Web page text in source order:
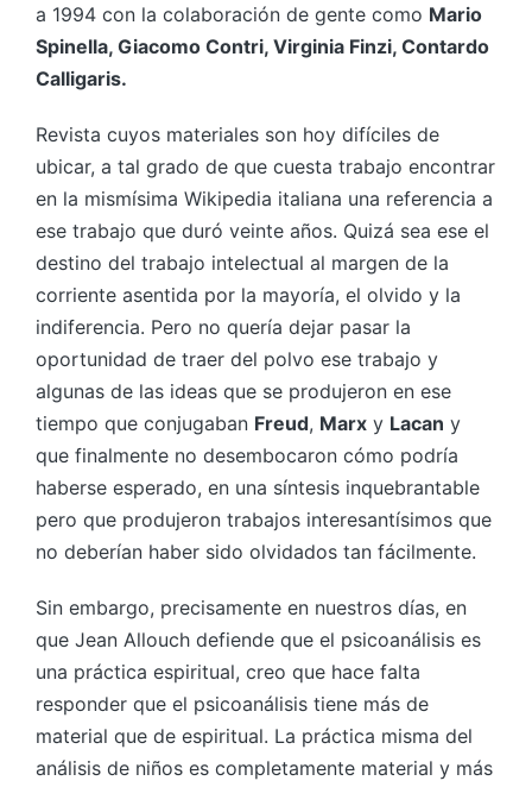
a 1994 con la colaboración de gente como Mario
Spinella, Giacomo Contri, Virginia Finzi, Contardo
Calligaris.
Revista cuyos materiales son hoy difíciles de
ubicar, a tal grado de que cuesta trabajo encontrar
en la mismísima Wikipedia italiana una referencia a
ese trabajo que duró veinte años. Quizá sea ese el
destino del trabajo intelectual al margen de la
corriente asentida por la mayoría, el olvido y la
indiferencia. Pero no quería dejar pasar la
oportunidad de traer del polvo ese trabajo y
algunas de las ideas que se produjeron en ese
tiempo que conjugaban Freud, Marx y Lacan y
que finalmente no desembocaron cómo podría
haberse esperado, en una síntesis inquebrantable
pero que produjeron trabajos interesantísimos que
no deberían haber sido olvidados tan fácilmente.
Sin embargo, precisamente en nuestros días, en
que Jean Allouch defiende que el psicoanálisis es
una práctica espiritual, creo que hace falta
responder que el psicoanálisis tiene más de
material que de espiritual. La práctica misma del
análisis de niños es completamente material y más